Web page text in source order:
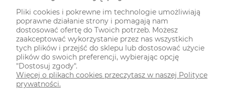
ODWIEDŹ NAS NA
Pliki cookies i pokrewne im technologie umożliwiają
poprawne działanie strony i pomagają nam
dostosować ofertę do Twoich potrzeb. Możesz
zaakceptować wykorzystanie przez nas wszystkich
tych plików i przejść do sklepu lub dostosować użycie
plików do swoich preferencji, wybierając opcję
"Dostosuj zgody".
Więcej o plikach cookies przeczytasz w naszej Polityce
prywatności.